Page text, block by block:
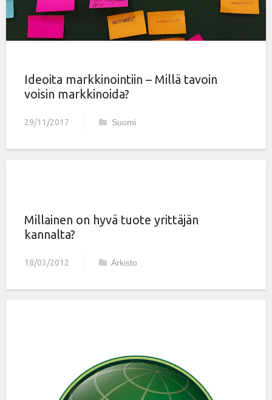
Ideoita markkinointiin – Millä tavoin
voisin markkinoida?
29/11/2017 Suomi
Millainen on hyvä tuote yrittäjän
kannalta?
18/03/2012 Arkisto